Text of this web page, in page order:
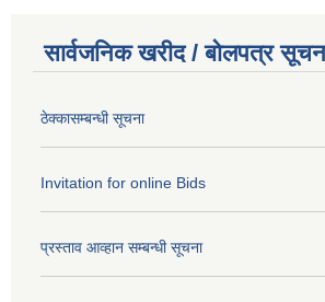
सार्वजनिक खरीद / बोलपत्र
ठेक्कासम्बन्धी सूचना
Invitation for online Bids
प्रस्ताव आव्हान सम्बन्धी सूचना